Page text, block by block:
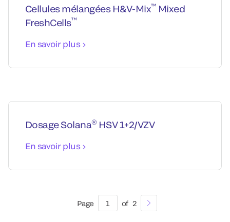
Cellules mélangées H&V-Mix™ Mixed
FreshCells™
En savoir plus
Dosage Solana® HSV 1+2/VZV
En savoir plus
Page 1 of 2